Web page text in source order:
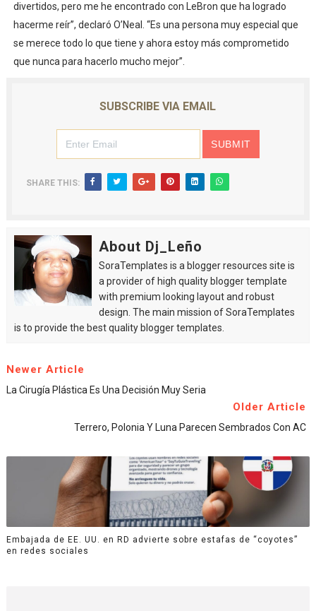
divertidos, pero me he encontrado con LeBron que ha logrado
hacerme reír”, declaró O’Neal. “Es una persona muy especial que
se merece todo lo que tiene y ahora estoy más comprometido
que nunca para hacerlo mucho mejor”.
SUBSCRIBE VIA EMAIL
SHARE THIS:
About Dj_Leño
SoraTemplates is a blogger resources site is
a provider of high quality blogger template
with premium looking layout and robust
design. The main mission of SoraTemplates
is to provide the best quality blogger templates.
Newer Article
La Cirugía Plástica Es Una Decisión Muy Seria
Older Article
Terrero, Polonia Y Luna Parecen Sembrados Con AC
Embajada de EE. UU. en RD advierte sobre estafas de “coyotes”
en redes sociales